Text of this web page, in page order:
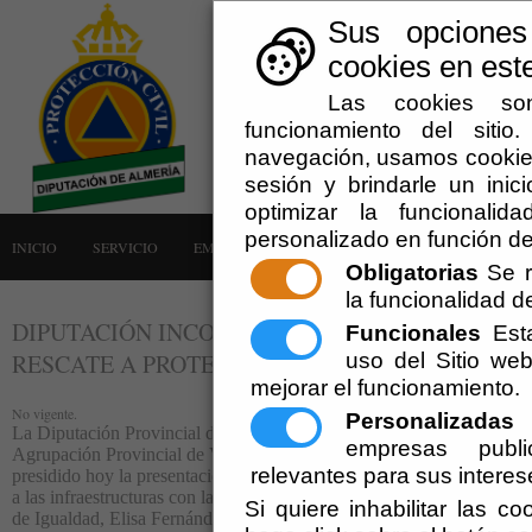
Sus
cookies en
Las cookies
funcionamiento del
navegación, usamos
sesión y brindarle un
optimizar la
personalizado en función
Obligatorias Se
la funcionalidad
Funcionales
uso del Sitio
mejorar el funcionamiento.
Personalizadas
empresas
relevantes para sus
Si quiere inhabilitar las
INICIO SERVICIO EMERGENCIAS LA AGRUPACIÓN AVISOS
DIPUTACIÓN INCORPORA LA UNIDAD CANINA
RESCATE A PROTECCIÓN CIVIL
No vigente.
La Diputación Provincial de Almería ha incorporado la Unidad
Agrupación Provincial de Voluntarios de Protección Civil. El
presidido hoy la presentación de este nuevo ‘escuadrón’ que se
a las infraestructuras con las que cuenta el Cuerpo Provincial. Media
de Igualdad, Elisa Fernández; y representantes de la Guardia Civil